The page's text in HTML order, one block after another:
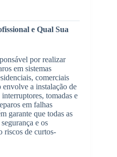
e Qual Sua
por realizar
em sistemas
comerciais
a instalação de
tomadas e
em falhas
garante que todas as
e os
riscos de curtos-